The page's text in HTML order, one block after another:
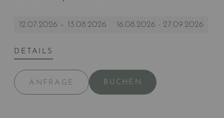
12.07.2026 – 13.08.2026 16.08.2026 - 27.09.2026
DETAILS
ANFRAGE BUCHEN